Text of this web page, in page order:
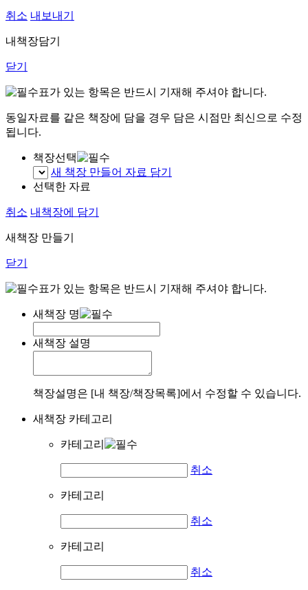
취소 내보내기
내책장담기
닫기
표가 있는 항목은 반드시 기재해 주셔야 합니다.
동일자료를 같은 책장에 담을 경우 담은 시점만 최신으로 수정
됩니다.
책장선택
새 책장 만들어 자료 담기
선택한 자료
취소 내책장에 담기
새책장 만들기
닫기
표가 있는 항목은 반드시 기재해 주셔야 합니다.
새책장 명
새책장 설명
책장설명은 [내 책장/책장목록]에서 수정할 수 있습니다.
새책장 카테고리
카테고리
취소
카테고리
취소
카테고리
취소